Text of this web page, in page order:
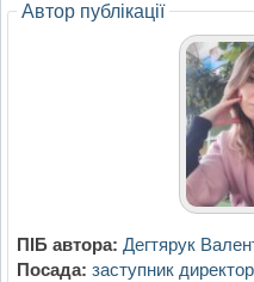
Автор публікації
ПІБ автора: Дегтярук
Посада: заступник